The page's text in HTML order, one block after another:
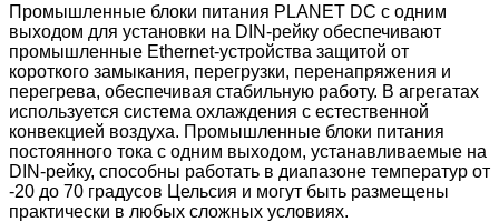
Промышленные блоки питания PLANET DC с одним
выходом для установки на DIN-рейку обеспечивают
промышленные Ethernet-устройства защитой от
короткого замыкания, перегрузки, перенапряжения и
перегрева, обеспечивая стабильную работу. В агрегатах
используется система охлаждения с естественной
конвекцией воздуха. Промышленные блоки питания
постоянного тока с одним выходом, устанавливаемые на
DIN-рейку, способны работать в диапазоне температур от
-20 до 70 градусов Цельсия и могут быть размещены
практически в любых сложных условиях.